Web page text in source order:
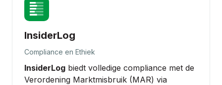
InsiderLog
Compliance en Ethiek
InsiderLog biedt volledige compliance met de
Verordening Marktmisbruik (MAR) via